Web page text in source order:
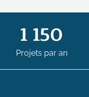
1 150
Projets par an